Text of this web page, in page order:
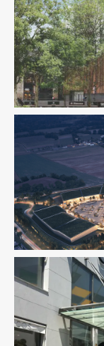
Fluides
Immobilier